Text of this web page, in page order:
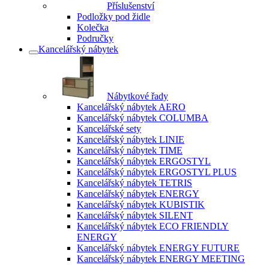
Příslušenství
Podložky pod židle
Kolečka
Područky
Kancelářský nábytek
Nábytkové řady
Kancelářský nábytek AERO
Kancelářský nábytek COLUMBA
Kancelářské sety
Kancelářský nábytek LINIE
Kancelářský nábytek TIME
Kancelářský nábytek ERGOSTYL
Kancelářský nábytek ERGOSTYL PLUS
Kancelářský nábytek TETRIS
Kancelářský nábytek ENERGY
Kancelářský nábytek KUBISTIK
Kancelářský nábytek SILENT
Kancelářský nábytek ECO FRIENDLY
ENERGY
Kancelářský nábytek ENERGY FUTURE
Kancelářský nábytek ENERGY MEETING